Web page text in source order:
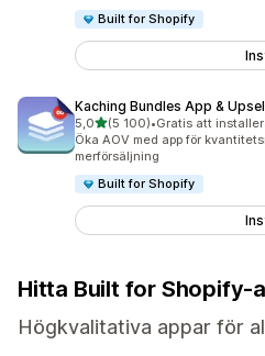
Built for Shopify
Kaching Bundles App &
5,0av 5 stjärnor
(5 100)
5100 recensioner totalt
•Gratis att
Öka AOV med app för
merförsäljning
Built for Shopify
Hitta Built for Shopify-
Högkvalitativa appar för